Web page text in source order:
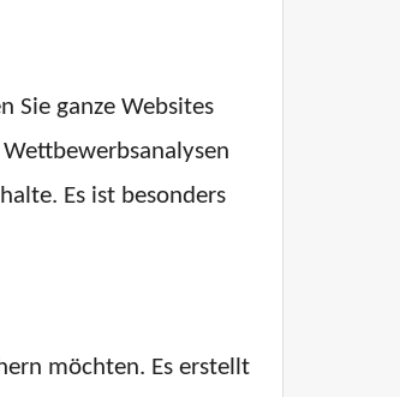
Sie ganze Websites
Es ist besonders
möchten. Es erstellt